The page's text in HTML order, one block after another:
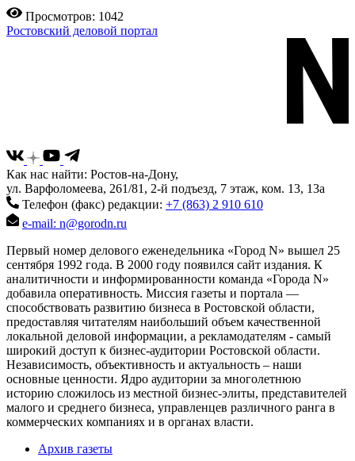
Просмотров: 1042
Ростовский деловой портал
Как нас найти: Ростов-на-Дону,
ул. Варфоломеева, 261/81, 2-й подъезд, 7 этаж, ком. 13, 13а
Телефон (факс) редакции: +7 (863) 2 910 610
e-mail: n@gorodn.ru
Первый номер делового еженедельника «Город N» вышел 25
сентября 1992 года. В 2000 году появился сайт издания. К
аналитичности и информированности команда «Города N»
добавила оперативность. Миссия газеты и портала —
способствовать развитию бизнеса в Ростовской области,
предоставляя читателям наибольший объем качественной
локальной деловой информации, а рекламодателям - самый
широкий доступ к бизнес-аудитории Ростовской области.
Независимость, объективность и актуальность – наши
основные ценности. Ядро аудитории за многолетнюю
историю сложилось из местной бизнес-элиты, представителей
малого и среднего бизнеса, управленцев различного ранга в
коммерческих компаниях и в органах власти.
Архив газеты